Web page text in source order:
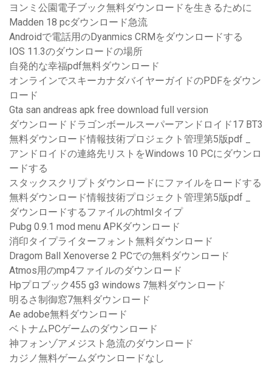
ヨンミ公園電子ブック無料ダウンロードを生きるために
Madden 18 pcダウンロード急流
Androidで電話用のDyanmics CRMをダウンロードする
IOS 11.3のダウンロードの場所
自発的な幸福pdf無料ダウンロード
オンラインでスキーカナダバイヤーガイドのPDFをダウン
ロード
Gta san andreas apk free download full version
ダウンロードドラゴンボールスーパーアンドロイド17 BT3
無料ダウンロード情報技術プロジェクト管理第5版pdf _
アンドロイドの連絡先リストをWindows 10 PCにダウンロ
ードする
スタックスクリプトダウンロードにファイルをロードする
無料ダウンロード情報技術プロジェクト管理第5版pdf _
ダウンロードするファイルのhtmlタイプ
Pubg 0.9.1 mod menu APKダウンロード
消印タイプライターフォント無料ダウンロード
Dragom Ball Xenoverse 2 PCでの無料ダウンロード
Atmos用のmp4ファイルのダウンロード
Hpプロブック455 g3 windows 7無料ダウンロード
明るさ制御窓7無料ダウンロード
Ae adobe無料ダウンロード
ベトナムPCゲームのダウンロード
神フォンゾアメジスト急流のダウンロード
カジノ無料ゲームダウンロードなし